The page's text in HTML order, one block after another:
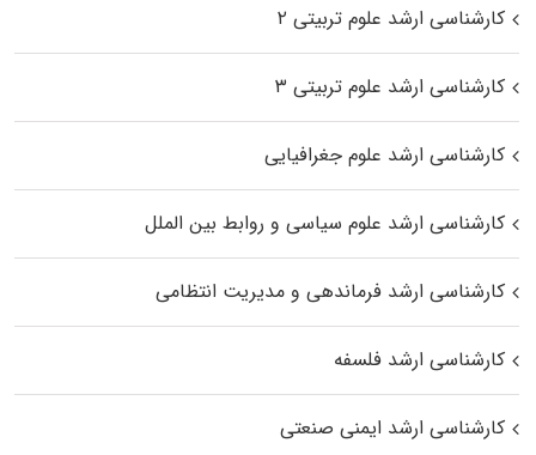
کارشناسی ارشد علوم تربیتی ۲
کارشناسی ارشد علوم تربیتی ۳
کارشناسی ارشد علوم جغرافیایی
کارشناسی ارشد علوم سیاسی و روابط بین الملل
کارشناسی ارشد فرماندهی و مدیریت انتظامی
کارشناسی ارشد فلسفه
کارشناسی ارشد ایمنی صنعتی